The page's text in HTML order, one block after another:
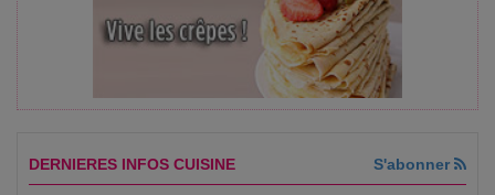
DERNIERES INFOS CUISINE S'abonner